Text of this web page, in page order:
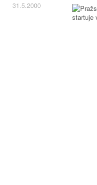
31.5.2000